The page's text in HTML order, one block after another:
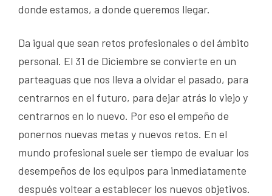
donde estamos, a donde queremos llegar.
Da igual que sean retos profesionales o del ámbito
personal. El 31 de Diciembre se convierte en un
parteaguas que nos lleva a olvidar el pasado, para
centrarnos en el futuro, para dejar atrás lo viejo y
centrarnos en lo nuevo. Por eso el empeño de
ponernos nuevas metas y nuevos retos. En el
mundo profesional suele ser tiempo de evaluar los
desempeños de los equipos para inmediatamente
después voltear a establecer los nuevos objetivos.